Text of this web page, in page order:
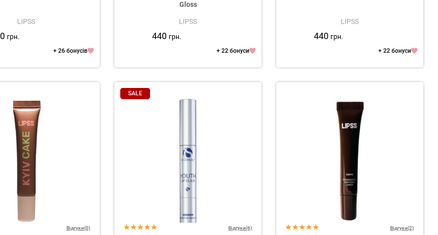
LIPSS
грн.
+ 26 бонусів
Gloss
LIPSS
440 грн.
+ 22 бонуси
LIPSS
440 грн.
+ 22 бонуси
Відгуки(0)
SALE
Відгуки(6) Відгуки(2)